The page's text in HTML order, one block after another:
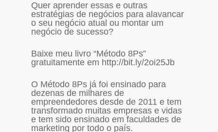
Quer aprender essas e outras
estratégias de negócios para alavancar
o seu negócio atual ou montar um
negócio de sucesso?
Baixe meu livro “Método 8Ps”
gratuitamente em http://bit.ly/2oi25Jb
O Método 8Ps já foi ensinado para
dezenas de milhares de
empreendedores desde de 2011 e tem
transformado muitas empresas e vidas
e tem sido ensinado em faculdades de
marketing por todo o país.